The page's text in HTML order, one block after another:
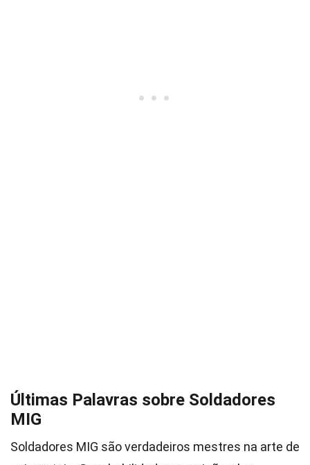
Últimas Palavras sobre Soldadores
MIG
Soldadores MIG são verdadeiros mestres na arte de